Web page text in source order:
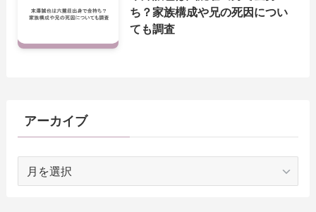
ち？家族構成や兄の死因につい
ても調査
アーカイブ